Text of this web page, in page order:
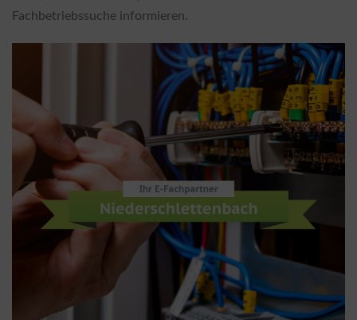
Fachbetriebssuche informieren.